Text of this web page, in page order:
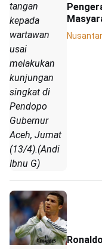
tangan
kepada
wartawan
usai
melakukan
kunjungan
singkat di
Pendopo
Gubernur
Aceh, Jumat
(13/4).(Andi
Ibnu G)